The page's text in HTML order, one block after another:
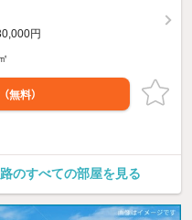
円
（無料）
のすべての部屋を見る